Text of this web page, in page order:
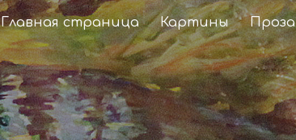
Skip to navigation
Главная страница Картины Проза